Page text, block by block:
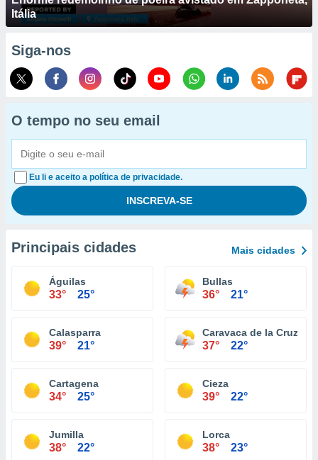
Itália
Siga-nos
O tempo no seu email
Eu li e aceito a política de privacidade.
Principais cidades Mais cidades
Águilas
33° 25°
Bullas
36° 21°
Calasparra
39° 21°
Caravaca de la Cruz
37° 22°
Cartagena
34° 25°
Cieza
39° 22°
Jumilla
38° 22°
Lorca
38° 23°